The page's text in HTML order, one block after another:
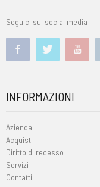
Seguici sui social media
INFORMAZIONI
Azienda
Acquisti
Diritto di recesso
Servizi
Contatti